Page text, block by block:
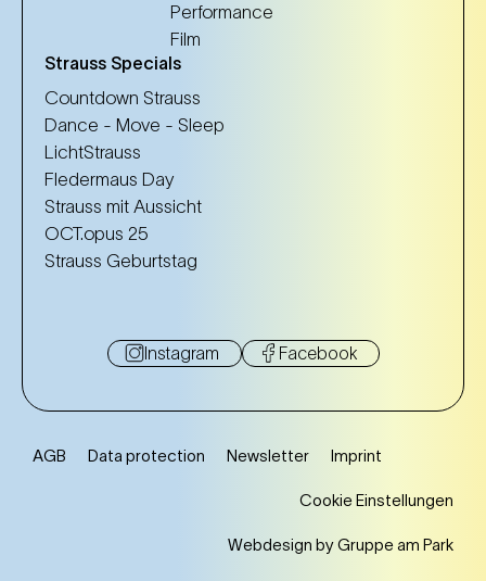
Performance
Film
Strauss Specials
Countdown Strauss
Dance - Move - Sleep
LichtStrauss
Fledermaus Day
Strauss mit Aussicht
OCT.opus 25
Strauss Geburtstag
Instagram Facebook
AGB Data protection Newsletter Imprint
Cookie Einstellungen
Webdesign by Gruppe am Park